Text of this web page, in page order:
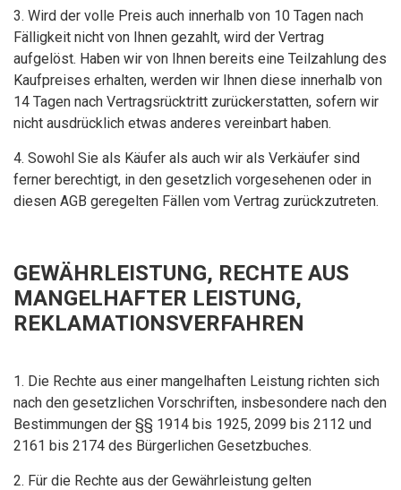
3. Wird der volle Preis auch innerhalb von 10 Tagen nach
Fälligkeit nicht von Ihnen gezahlt, wird der Vertrag
aufgelöst. Haben wir von Ihnen bereits eine Teilzahlung des
Kaufpreises erhalten, werden wir Ihnen diese innerhalb von
14 Tagen nach Vertragsrücktritt zurückerstatten, sofern wir
nicht ausdrücklich etwas anderes vereinbart haben.
4. Sowohl Sie als Käufer als auch wir als Verkäufer sind
ferner berechtigt, in den gesetzlich vorgesehenen oder in
diesen AGB geregelten Fällen vom Vertrag zurückzutreten.
GEWÄHRLEISTUNG, RECHTE AUS
MANGELHAFTER LEISTUNG,
REKLAMATIONSVERFAHREN
1. Die Rechte aus einer mangelhaften Leistung richten sich
nach den gesetzlichen Vorschriften, insbesondere nach den
Bestimmungen der §§ 1914 bis 1925, 2099 bis 2112 und
2161 bis 2174 des Bürgerlichen Gesetzbuches.
2. Für die Rechte aus der Gewährleistung gelten